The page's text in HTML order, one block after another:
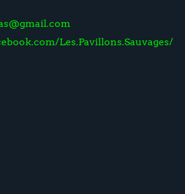
Les.Pavillons.Sauvages/